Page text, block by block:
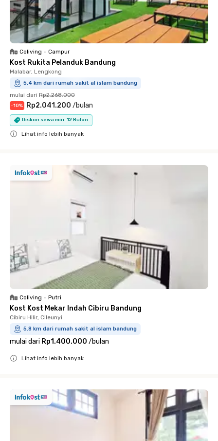
Coliving • Campur
Kost Rukita Pelanduk Bandung
Malabar, Lengkong
5.4 km dari rumah sakit al islam bandung
mulai dari Rp2.268.000
-10% Rp2.041.200 /bulan
Diskon sewa min. 12 Bulan
Lihat info lebih banyak
Coliving • Putri
Kost Kost Mekar Indah Cibiru Bandung
Cibiru Hilir, Cileunyi
5.8 km dari rumah sakit al islam bandung
mulai dari Rp1.400.000 /bulan
Lihat info lebih banyak